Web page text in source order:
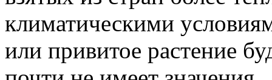
климатическими
или привитое растение